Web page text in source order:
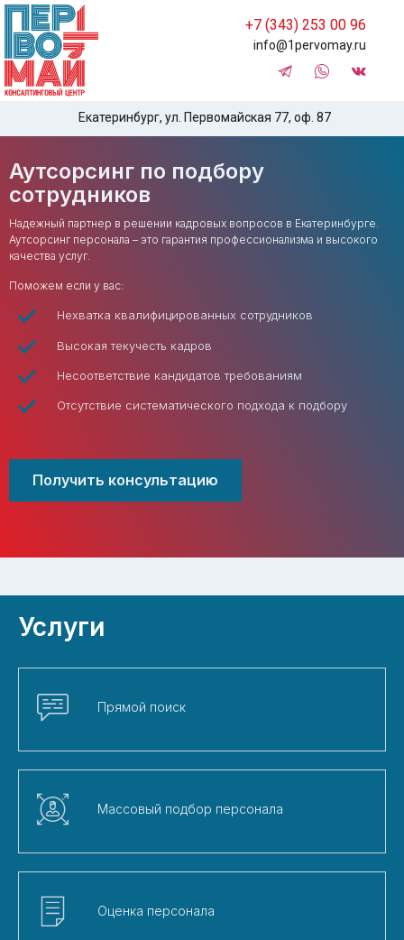
+7 (343) 253 00 96
info@1pervomay.ru
Екатеринбург, ул. Первомайская 77, оф. 87
Аутсорсинг по подбору
сотрудников
Надежный партнер в решении кадровых вопросов в Екатеринбурге.
Аутсорсинг персонала – это гарантия профессионализма и высокого
качества услуг.
Поможем если у вас:
Нехватка квалифицированных сотрудников
Высокая текучесть кадров
Несоответствие кандидатов требованиям
Отсутствие систематического подхода к подбору
Получить консультацию
Услуги
Прямой поиск
Массовый подбор персонала
Оценка персонала